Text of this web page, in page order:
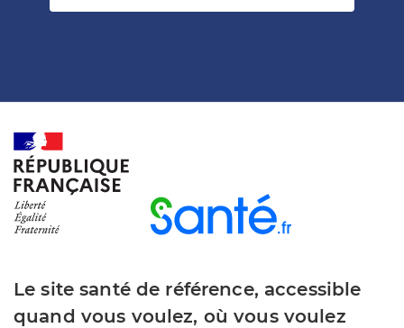
Le site santé de référence, accessible
quand vous voulez, où vous voulez